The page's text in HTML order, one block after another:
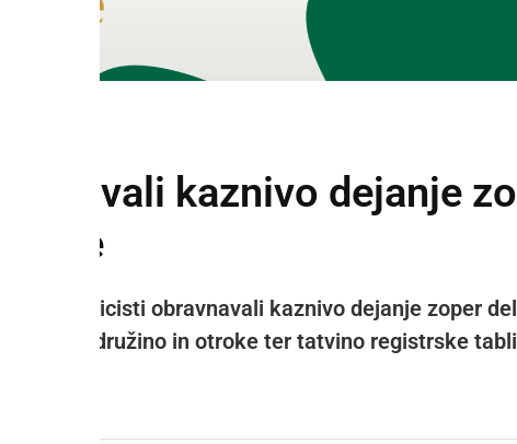
kaznivo dejanje
so policisti obravnavali kaznivo dejanje zoper
zvezo, družino in otroke ter tatvino registrske